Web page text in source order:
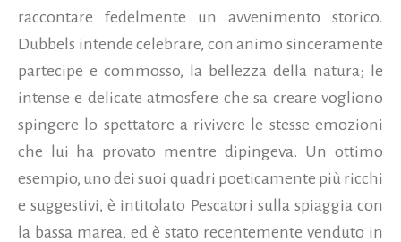
raccontare fedelmente un avvenimento storico.
Dubbels intende celebrare, con animo sinceramente
partecipe e commosso, la bellezza della natura; le
intense e delicate atmosfere che sa creare vogliono
spingere lo spettatore a rivivere le stesse emozioni
che lui ha provato mentre dipingeva. Un ottimo
esempio, uno dei suoi quadri poeticamente più ricchi
e suggestivi, è intitolato Pescatori sulla spiaggia con
la bassa marea, ed è stato recentemente venduto in